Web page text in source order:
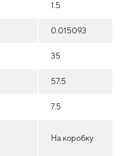
1.5
0.015093
35
57.5
7.5
На коробку